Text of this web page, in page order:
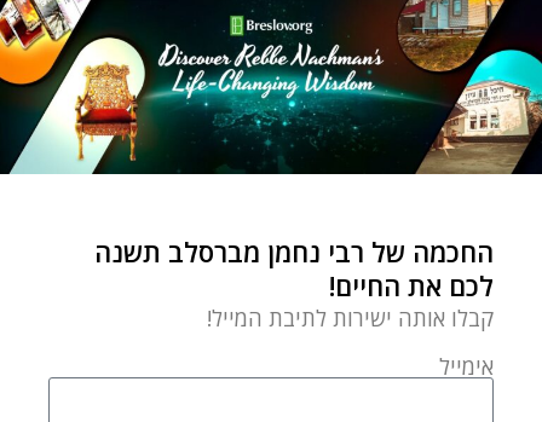
החכמה של רבי נחמן מברסלב תשנה
לכם את החיים!
קבלו אותה ישירות לתיבת המייל!
אימייל